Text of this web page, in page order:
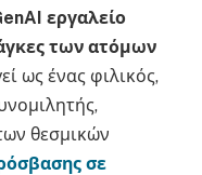
εργαλείο
των ατόμων
ως ένας φιλικός,
θεσμικών
σε